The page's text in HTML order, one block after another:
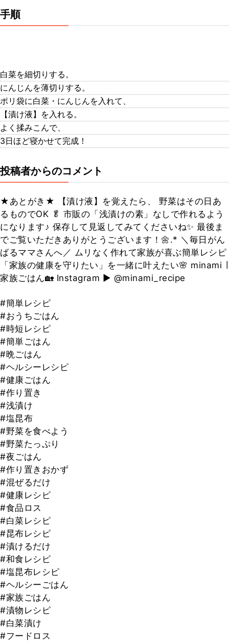
手順
白菜を細切りする。
にんじんを薄切りする。
ポリ袋に白菜・にんじんを入れて、
【漬け液】を入れる。
よく揉みこんで、
3日ほど寝かせて完成！
投稿者からのコメント
★あとがき★ 【漬け液】を覚えたら、 野菜はその日あ
るものでOK 🥬 市販の「浅漬けの素」なしで作れるよう
になります♪ 保存して見返してみてくださいね✨ 最後ま
でご覧いただきありがとうございます！🌼.* ＼毎日がん
ばるママさんへ／ ムリなく作れて家族が喜ぶ簡単レシピ
「家族の健康を守りたい」を一緒に叶えたい🌸 minami ∣
家族ごはん🏡 Instagram ▶️ @minami_recipe
#簡単レシピ
#おうちごはん
#時短レシピ
#簡単ごはん
#晩ごはん
#ヘルシーレシピ
#健康ごはん
#作り置き
#浅漬け
#塩昆布
#野菜を食べよう
#野菜たっぷり
#夜ごはん
#作り置きおかず
#混ぜるだけ
#健康レシピ
#食品ロス
#白菜レシピ
#昆布レシピ
#漬けるだけ
#和食レシピ
#塩昆布レシピ
#ヘルシーごはん
#家族ごはん
#漬物レシピ
#白菜漬け
#フードロス